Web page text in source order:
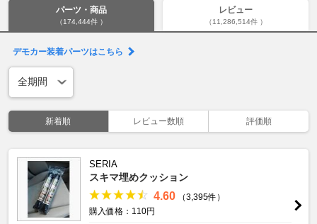
パーツ・商品
（174,444件 ）
レビュー
（11,286,514件 ）
デモカー装着パーツはこちら
新着順 レビュー数順 評価順
SERIA
スキマ埋めクッション
4.60
（3,395件）
購入価格：110円